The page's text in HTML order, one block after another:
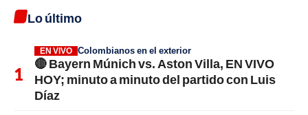
Lo último
EN VIVO Colombianos en el exterior
🔴 Bayern Múnich vs. Aston Villa, EN VIVO
HOY; minuto a minuto del partido con Luis
Díaz